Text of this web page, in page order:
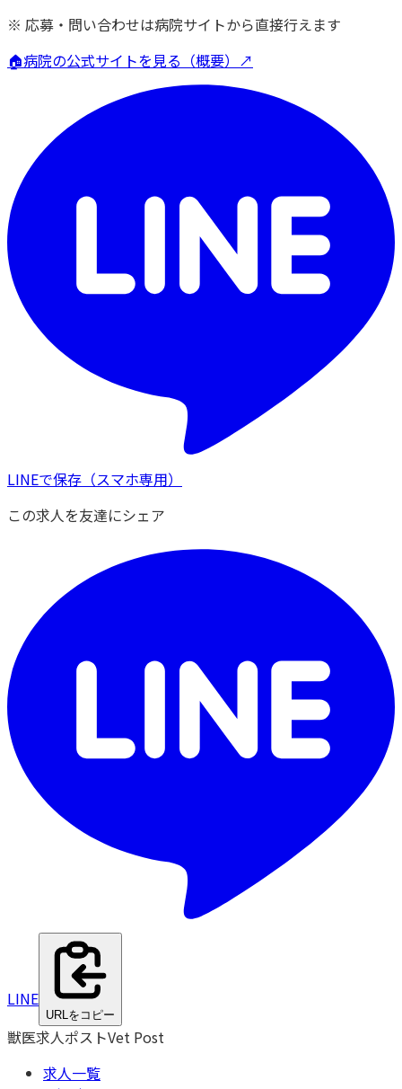
※ 応募・問い合わせは病院サイトから直接行えます
🏠病院の公式サイトを見る（概要）↗
LINEで保存 （スマホ専用）
この求人を友達にシェア
LINE
URLをコピー
獣医求人ポストVet Post
求人一覧